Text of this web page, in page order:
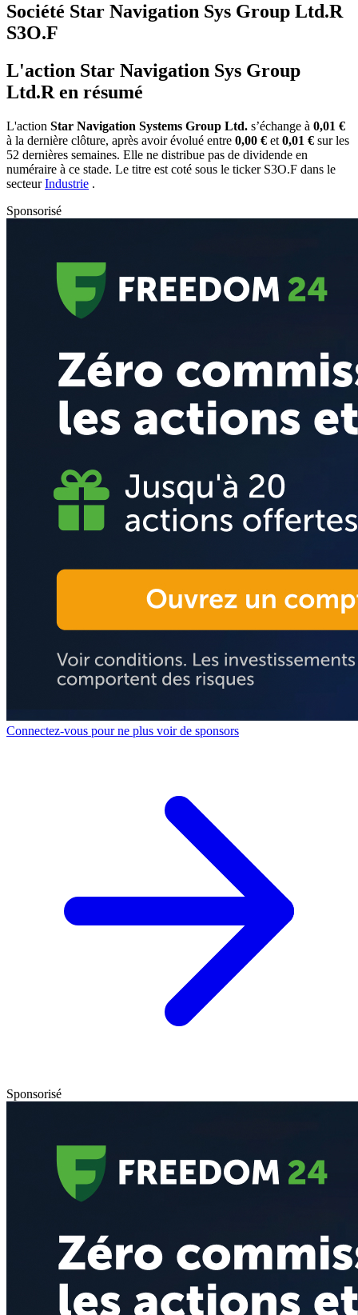
Société Star Navigation Sys Group Ltd.R
S3O.F
L'action Star Navigation Sys Group
Ltd.R en résumé
L'action Star Navigation Systems Group Ltd. s’échange à 0,01 €
à la dernière clôture, après avoir évolué entre 0,00 € et 0,01 € sur les
52 dernières semaines. Elle ne distribue pas de dividende en
numéraire à ce stade. Le titre est coté sous le ticker S3O.F dans le
secteurIndustrie .
Sponsorisé
Connectez-vous pour ne plus voir de sponsors
Sponsorisé